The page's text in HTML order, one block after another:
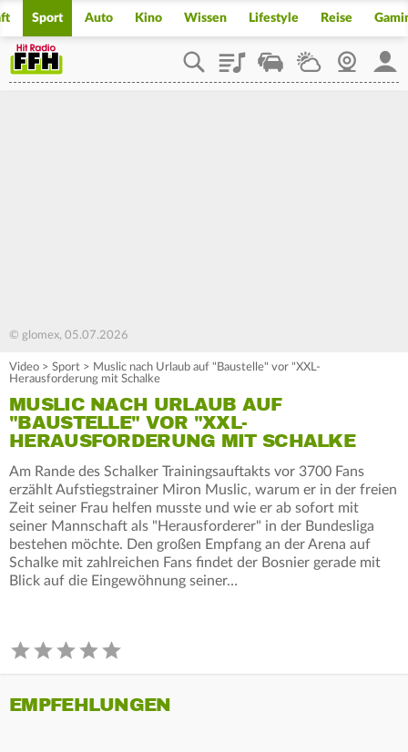
Sport Auto Kino Wissen Lifestyle Reise
PlaylistStaupilotWetterWebcam
© glomex, 05.07.2026
Video > Sport > Muslic nach Urlaub auf "Baustelle" vor "XXL-
Herausforderung mit Schalke
MUSLIC NACH URLAUB AUF
"BAUSTELLE" VOR "XXL-
HERAUSFORDERUNG MIT SCHALKE
Am Rande des Schalker Trainingsauftakts vor 3700 Fans
erzählt Aufstiegstrainer Miron Muslic, warum er in der freien
Zeit seiner Frau helfen musste und wie er ab sofort mit
seiner Mannschaft als "Herausforderer" in der Bundesliga
bestehen möchte. Den großen Empfang an der Arena auf
Schalke mit zahlreichen Fans findet der Bosnier gerade mit
Blick auf die Eingewöhnung seiner…
EMPFEHLUNGEN